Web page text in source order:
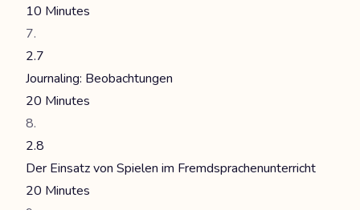
10 Minutes
2.7
Journaling: Beobachtungen
20 Minutes
2.8
Der Einsatz von Spielen im Fremdsprachenunterricht
20 Minutes